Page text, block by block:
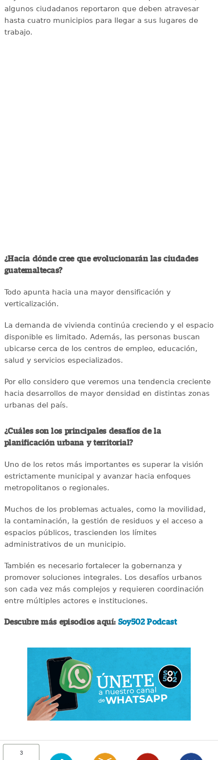
algunos ciudadanos reportaron que deben atravesar
hasta cuatro municipios para llegar a sus lugares de
trabajo.
¿Hacia dónde cree que evolucionarán las ciudades
guatemaltecas?
Todo apunta hacia una mayor densificación y
verticalización.
La demanda de vivienda continúa creciendo y el espacio
disponible es limitado. Además, las personas buscan
ubicarse cerca de los centros de empleo, educación,
salud y servicios especializados.
Por ello considero que veremos una tendencia creciente
hacia desarrollos de mayor densidad en distintas zonas
urbanas del país.
¿Cuáles son los principales desafíos de la
planificación urbana y territorial?
Uno de los retos más importantes es superar la visión
estrictamente municipal y avanzar hacia enfoques
metropolitanos o regionales.
Muchos de los problemas actuales, como la movilidad,
la contaminación, la gestión de residuos y el acceso a
espacios públicos, trascienden los límites
administrativos de un municipio.
También es necesario fortalecer la gobernanza y
promover soluciones integrales. Los desafíos urbanos
son cada vez más complejos y requieren coordinación
entre múltiples actores e instituciones.
Descubre más episodios aquí:Soy502 Podcast
3